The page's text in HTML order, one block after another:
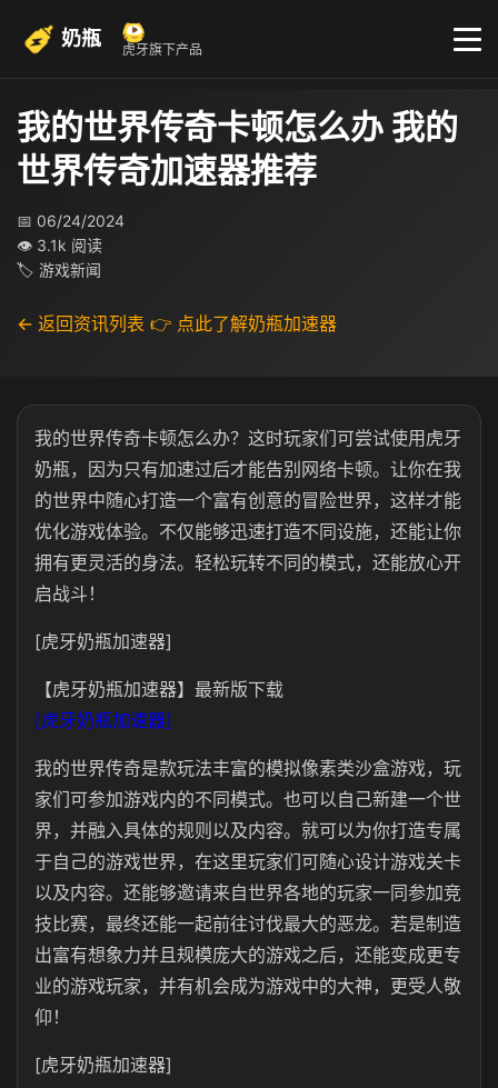
奶瓶 虎牙旗下产品
我的世界传奇卡顿怎么办 我的
世界传奇加速器推荐
📅 06/24/2024
👁 3.1k 阅读
🏷 游戏新闻
← 返回资讯列表 👉 点此了解奶瓶加速器
我的世界传奇卡顿怎么办？这时玩家们可尝试使用虎牙
奶瓶，因为只有加速过后才能告别网络卡顿。让你在我
的世界中随心打造一个富有创意的冒险世界，这样才能
优化游戏体验。不仅能够迅速打造不同设施，还能让你
拥有更灵活的身法。轻松玩转不同的模式，还能放心开
启战斗！
[虎牙奶瓶加速器]
【虎牙奶瓶加速器】最新版下载
[虎牙奶瓶加速器]
我的世界传奇是款玩法丰富的模拟像素类沙盒游戏，玩
家们可参加游戏内的不同模式。也可以自己新建一个世
界，并融入具体的规则以及内容。就可以为你打造专属
于自己的游戏世界，在这里玩家们可随心设计游戏关卡
以及内容。还能够邀请来自世界各地的玩家一同参加竞
技比赛，最终还能一起前往讨伐最大的恶龙。若是制造
出富有想象力并且规模庞大的游戏之后，还能变成更专
业的游戏玩家，并有机会成为游戏中的大神，更受人敬
仰！
[虎牙奶瓶加速器]